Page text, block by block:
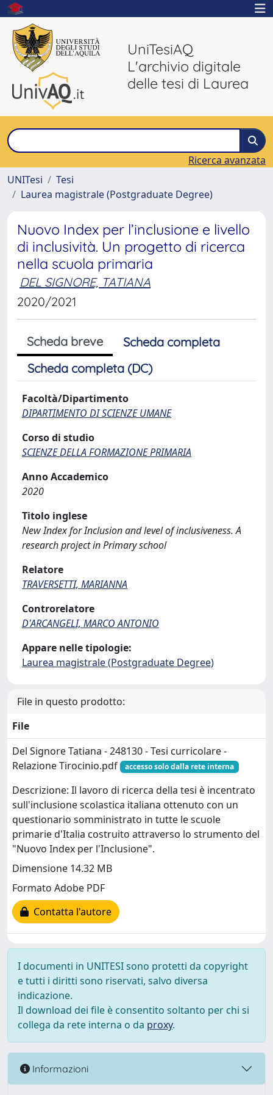
UniTesiAQ
L'archivio digitale
delle tesi di Laurea
Ricerca avanzata
UNITesi
Tesi
Laurea magistrale (Postgraduate Degree)
Nuovo Index per l’inclusione e livello
di inclusività. Un progetto di ricerca
nella scuola primaria
DEL SIGNORE, TATIANA
2020/2021
Scheda breve
Scheda completa
Scheda completa (DC)
Facoltà/Dipartimento
DIPARTIMENTO DI SCIENZE UMANE
Corso di studio
SCIENZE DELLA FORMAZIONE PRIMARIA
Anno Accademico
2020
Titolo inglese
New Index for Inclusion and level of inclusiveness. A
research project in Primary school
Relatore
TRAVERSETTI, MARIANNA
Controrelatore
D'ARCANGELI, MARCO ANTONIO
Appare nelle tipologie:
Laurea magistrale (Postgraduate Degree)
File in questo prodotto:
File
Del Signore Tatiana - 248130 - Tesi curricolare -
Relazione Tirocinio.pdf
accesso solo dalla rete interna
Descrizione: Il lavoro di ricerca della tesi è incentrato
sull'inclusione scolastica italiana ottenuto con un
questionario somministrato in tutte le scuole
primarie d'Italia costruito attraverso lo strumento del
"Nuovo Index per l'Inclusione".
Dimensione 14.32 MB
Formato Adobe PDF
Contatta l'autore
I documenti in UNITESI sono protetti da copyright
e tutti i diritti sono riservati, salvo diversa
indicazione.
Il download dei file è consentito soltanto per chi si
collega da rete interna o da proxy.
Informazioni